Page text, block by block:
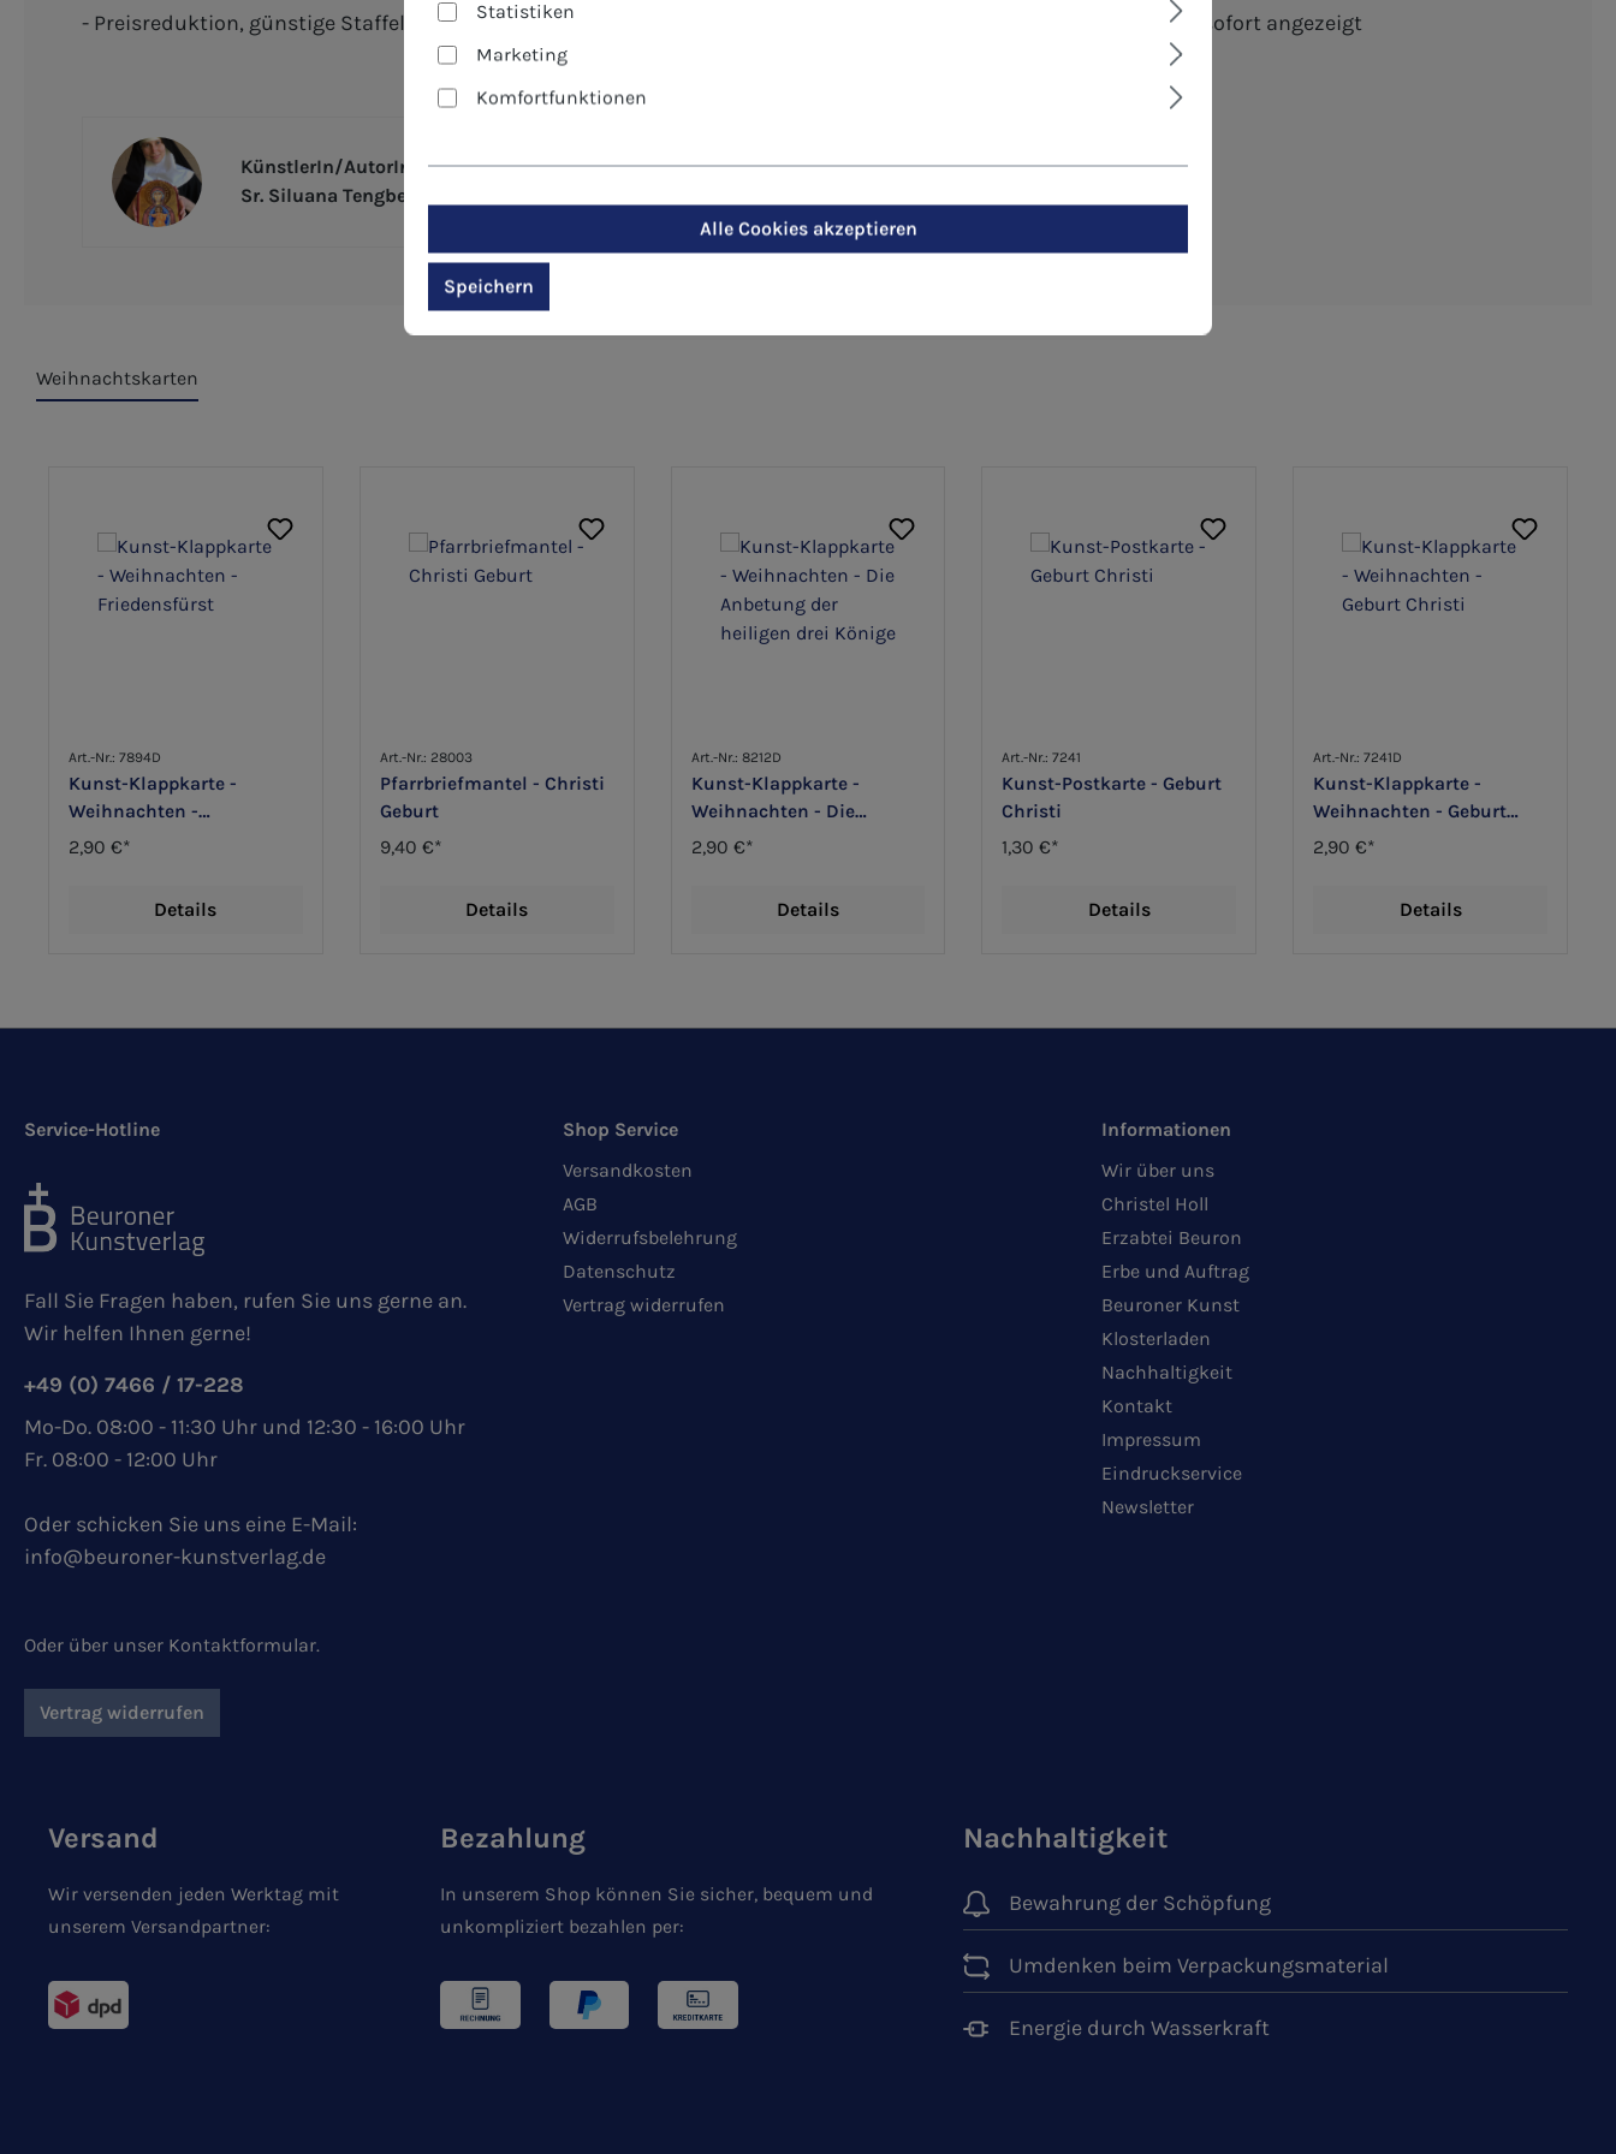
- Preisreduktion, günstige Staffelpreise - Der gültige Stückpreis wird Ihnen nach Eingabe der gewünschten Menge sofort angezeigt
KünstlerIn/AutorIn
Sr. Siluana Tengberg OSB
Weihnachtskarten
Art.-Nr.: 7894D
Kunst-Klappkarte -
Weihnachten -
Friedensfürst
2,90 €*
Details
Art.-Nr.: 28003
Pfarrbriefmantel - Christi
Geburt
9,40 €*
Details
Art.-Nr.: 8212D
Kunst-Klappkarte -
Weihnachten - Die
Anbetung der heiligen
2,90 €*
Details
Art.-Nr.: 7241
Kunst-Postkarte - Geburt
Christi
1,30 €*
Details
Art.-Nr.: 7241D
Kunst-Klappkarte -
Weihnachten - Geburt
Christi
2,90 €*
Details
Service-Hotline
Fall Sie Fragen haben, rufen Sie uns gerne an.
Wir helfen Ihnen gerne!
+49 (0) 7466 / 17-228
Mo-Do. 08:00 - 11:30 Uhr und 12:30 - 16:00 Uhr
Fr. 08:00 - 12:00 Uhr
Oder schicken Sie uns eine E-Mail:
info@beuroner-kunstverlag.de
Oder über unser Kontaktformular.
Vertrag widerrufen
Shop Service
Versandkosten
AGB
Widerrufsbelehrung
Datenschutz
Vertrag widerrufen
Informationen
Wir über uns
Christel Holl
Erzabtei Beuron
Erbe und Auftrag
Beuroner Kunst
Klosterladen
Nachhaltigkeit
Kontakt
Impressum
Eindruckservice
Newsletter
Versand
Wir versenden jeden Werktag mit
unserem Versandpartner:
Bezahlung
In unserem Shop können Sie sicher, bequem und
unkompliziert bezahlen per:
Nachhaltigkeit
Bewahrung der Schöpfung
Umdenken beim Verpackungsmaterial
Energie durch Wasserkraft
Statistiken
Marketing
Komfortfunktionen
Alle Cookies akzeptieren
Speichern